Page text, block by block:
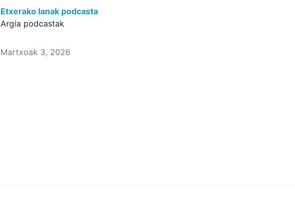
Etxerako lanak podcasta
Argia podcastak
Martxoak 3, 2026